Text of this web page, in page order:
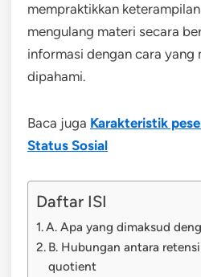
mempraktikkan
mengulang materi secara
informasi dengan cara yang
dipahami.
Baca juga Karakteristik
Status Sosial
Daftar ISI
A. Apa yang dimaksud
B. Hubungan antara
quotient